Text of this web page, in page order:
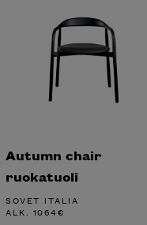
Autumn chair
ruokatuoli
SOVET ITALIA
ALK. 1064€